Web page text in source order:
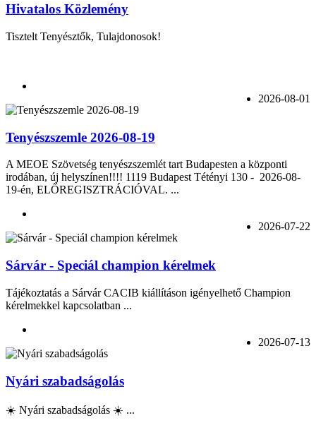
Hivatalos Közlemény
Tisztelt Tenyésztők, Tulajdonosok!
2026-08-01
Tenyészszemle 2026-08-19
A MEOE Szövetség tenyészszemlét tart Budapesten a központi
irodában, új helyszínen!!!! 1119 Budapest Tétényi 130 - 2026-08-
19-én, ELŐREGISZTRÁCIÓVAL. ...
2026-07-22
Sárvár - Speciál champion kérelmek
Tájékoztatás a Sárvár CACIB kiállításon igényelhető Champion
kérelmekkel kapcsolatban ...
2026-07-13
Nyári szabadságolás
☀️ Nyári szabadságolás ☀️ ...